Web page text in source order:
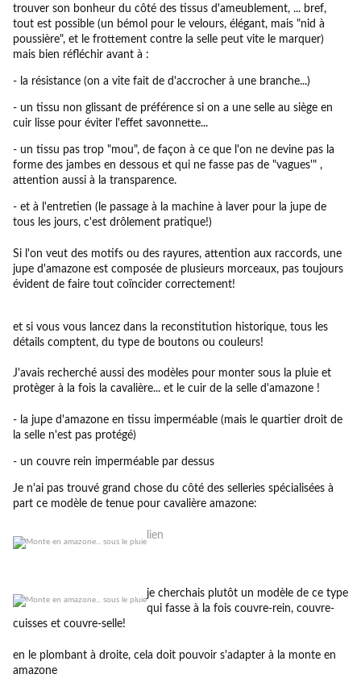
trouver son bonheur du côté des tissus d'ameublement, ... bref,
tout est possible (un bémol pour le velours, élégant, mais "nid à
poussière", et le frottement contre la selle peut vite le marquer)
mais bien réfléchir avant à :
- la résistance (on a vite fait de d'accrocher à une branche...)
- un tissu non glissant de préférence si on a une selle au siège en
cuir lisse pour éviter l'effet savonnette...
- un tissu pas trop "mou", de façon à ce que l'on ne devine pas la
forme des jambes en dessous et qui ne fasse pas de "vagues'" ,
attention aussi à la transparence.
- et à l'entretien (le passage à la machine à laver pour la jupe de
tous les jours, c'est drôlement pratique!)
Si l'on veut des motifs ou des rayures, attention aux raccords, une
jupe d'amazone est composée de plusieurs morceaux, pas toujours
évident de faire tout coïncider correctement!
et si vous vous lancez dans la reconstitution historique, tous les
détails comptent, du type de boutons ou couleurs!
J'avais recherché aussi des modèles pour monter sous la pluie et
protèger à la fois la cavalière... et le cuir de la selle d'amazone !
- la jupe d'amazone en tissu imperméable (mais le quartier droit de
la selle n'est pas protégé)
- un couvre rein imperméable par dessus
Je n'ai pas trouvé grand chose du côté des selleries spécialisées à
part ce modèle de tenue pour cavalière amazone:
lien
je cherchais plutôt un modèle de ce type
qui fasse à la fois couvre-rein, couvre-
cuisses et couvre-selle!
en le plombant à droite, cela doit pouvoir s'adapter à la monte en
amazone